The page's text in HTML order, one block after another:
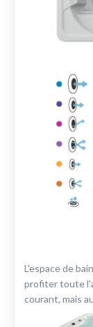
L'espace de
profiter toute
courant, mais